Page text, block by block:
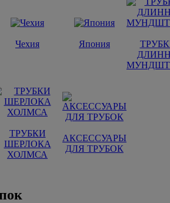
Чехия Япония
ТРУБКИ
ШЕРЛОКА
ХОЛМСА
АКСЕССУАРЫ
ДЛЯ ТРУБОК